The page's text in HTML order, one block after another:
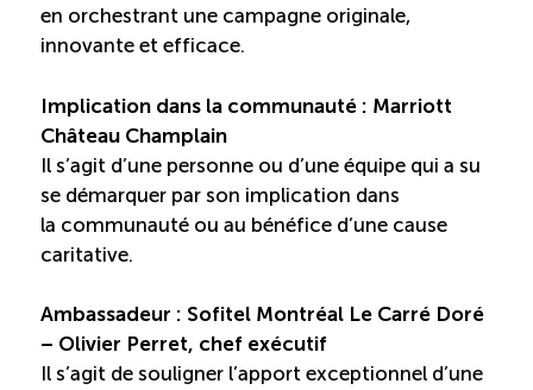
en orchestrant une campagne originale,
innovante et efficace.
Implication dans la communauté : Marriott
Château Champlain
Il s’agit d’une personne ou d’une équipe qui a su
se démarquer par son implication dans
la communauté ou au bénéfice d’une cause
caritative.
Ambassadeur : Sofitel Montréal Le Carré Doré
– Olivier Perret, chef exécutif
Il s’agit de souligner l’apport exceptionnel d’une